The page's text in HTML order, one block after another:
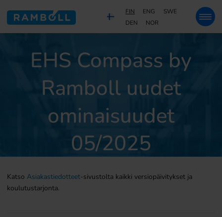
FIN ENG
SWE
DEN
NOR
EHS Compass by
Ramboll uudet
ominaisuudet
05/2025
KatsoAsiakastiedotteet-sivustolta kaikki versiopäivitykset ja
koulutustarjonta.